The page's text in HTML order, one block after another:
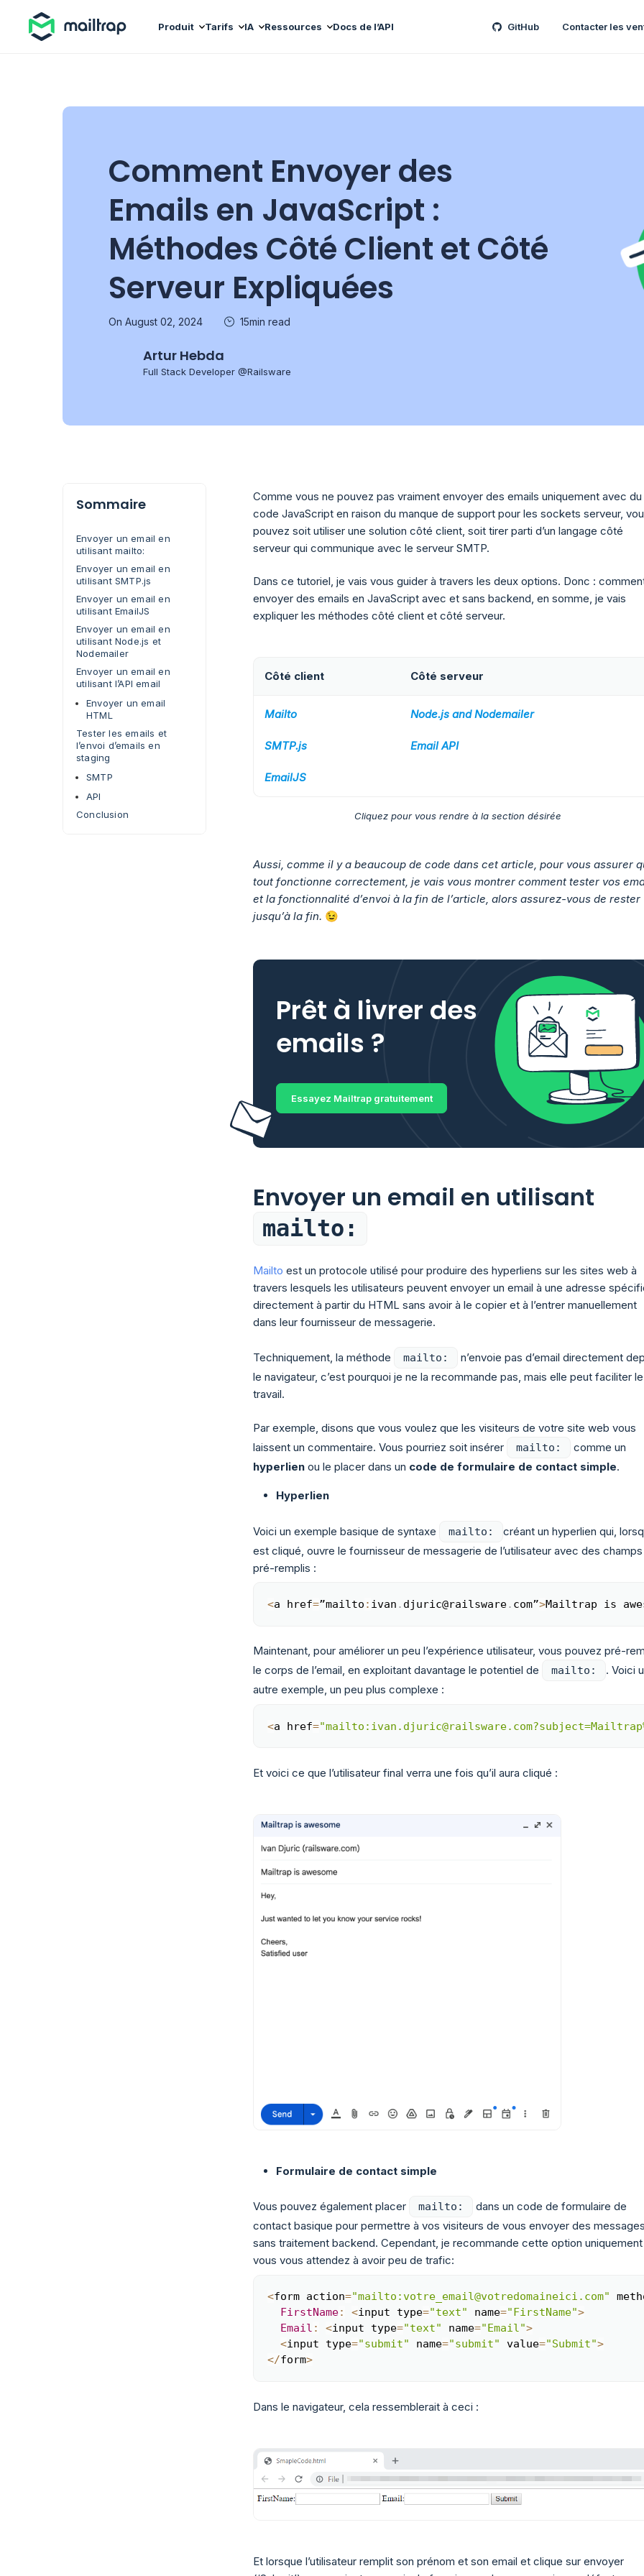
Produit Tarifs IA Ressources Docs de l’API GitHub Contacter les
Comment Envoyer des
Emails en JavaScript :
Méthodes Côté Client et Côté
Serveur Expliquées
On August 02, 2024 15min read
Artur Hebda
Full Stack Developer @Railsware
Sommaire
Envoyer un email en
utilisant mailto:
Envoyer un email en
utilisant SMTP.js
Envoyer un email en
utilisant EmailJS
Envoyer un email en
utilisant Node.js et
Nodemailer
Envoyer un email en
utilisant l’API email
Envoyer un email
HTML
Tester les emails et
l’envoi d’emails en
staging
SMTP
API
Conclusion
Comme vous ne pouvez pas vraiment envoyer des emails uniquement avec du
code JavaScript en raison du manque de support pour les sockets serveur,
pouvez soit utiliser une solution côté client, soit tirer parti d’un langage côté
serveur qui communique avec le serveur SMTP.
Dans ce tutoriel, je vais vous guider à travers les deux options. Donc :
envoyer des emails en JavaScript avec et sans backend, en somme, je vais
expliquer les méthodes côté client et côté serveur.
Côté client Côté serveur
Mailto
SMTP.js
EmailJS
Node.js and Nodemailer
Email API
Cliquez pour vous rendre à la section désirée
Aussi, comme il y a beaucoup de code dans cet article, pour vous assurer
tout fonctionne correctement, je vais vous montrer comment tester vos
et la fonctionnalité d’envoi à la fin de l’article, alors assurez-vous de rester
jusqu’à la fin. 😉
Prêt à livrer des
emails ?
Essayez Mailtrap gratuitement
Envoyer un email en utilisant
mailto:
Mailto est un protocole utilisé pour produire des hyperliens sur les sites web à
travers lesquels les utilisateurs peuvent envoyer un email à une adresse
directement à partir du HTML sans avoir à le copier et à l’entrer manuellement
dans leur fournisseur de messagerie.
Techniquement, la méthode mailto:
n’envoie pas d’email directement
le navigateur, c’est pourquoi je ne la recommande pas, mais elle peut faciliter le
travail.
Par exemple, disons que vous voulez que les visiteurs de votre site web vous
laissent un commentaire. Vous pourriez soit insérer
mailto:
comme un
hyperlien ou le placer dans un code de formulaire de contact simple.
Hyperlien
Voici un exemple basique de syntaxe mailto:
créant un hyperlien qui,
est cliqué, ouvre le fournisseur de messagerie de l’utilisateur avec des champs
pré-remplis :
<a href=”mailto : ivan . djuric@railsware. com”>Mailtrap is Copy
Maintenant, pour améliorer un peu l’expérience utilisateur, vous pouvez pré-
le corps de l’email, en exploitant davantage le potentiel de
mailto:
. Voici
autre exemple, un peu plus complexe :
<a href= Copy
Et voici ce que l’utilisateur final verra une fois qu’il aura cliqué :
Formulaire de contact simple
Vous pouvez également placer mailto:
dans un code de formulaire de
contact basique pour permettre à vos visiteurs de vous envoyer des
sans traitement backend. Cependant, je recommande cette option
vous vous attendez à avoir peu de trafic:
<form action="mailto:votre_email@votredomaineici.com"
FirstName: <input type="text" name="FirstName">
Email : <input type="text" name="Email">
<input type="submit" name="submit" value="Submit">
</form>
Copy
Dans le navigateur, cela ressemblerait à ceci :
Et lorsque l’utilisateur remplit son prénom et son email et clique sur envoyer